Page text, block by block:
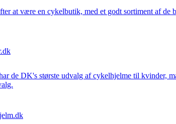
at være en cykelbutik, med et godt sortiment af
de DK's største udvalg af cykelhjelme til kvinder,